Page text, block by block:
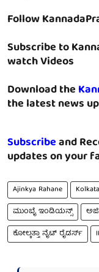
Follow
Subscribe to
watch Videos
Download the
the latest news
Subscribeand
updates on your
Ajinkya Rahane
ಮುಂಬೈ ಇಂಡಿಯನ್ಸ್
ಕೋಲ್ಕತ್ತಾ ನೈಟ್ ರೈಡರ್ಸ್